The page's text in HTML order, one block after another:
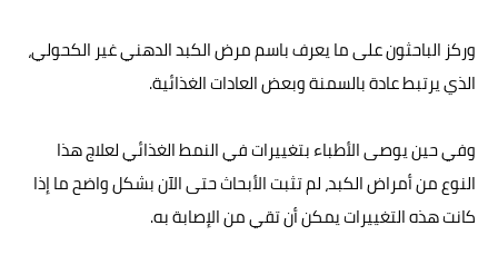
وركز الباحثون على ما يعرف باسم مرض الكبد الدهني غير الكحولي،
الذي يرتبط عادة بالسمنة وبعض العادات الغذائية.
وفي حين يوصى الأطباء بتغييرات في النمط الغذائي لعلاج هذا
النوع من أمراض الكبد، لم تثبت الأبحاث حتى الآن بشكل واضح ما إذا
كانت هذه التغييرات يمكن أن تقي من الإصابة به.